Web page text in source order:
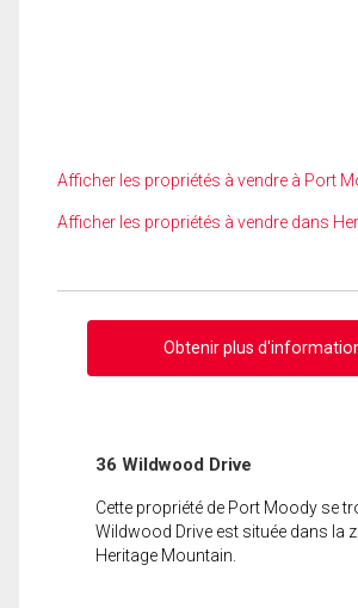
Afficher les propriétés à vendre à Port
Afficher les propriétés à vendre dans
Obtenir plus
36 Wildwood Drive
Cette propriété de Port Moody se
Wildwood Drive est située dans la
Heritage Mountain.